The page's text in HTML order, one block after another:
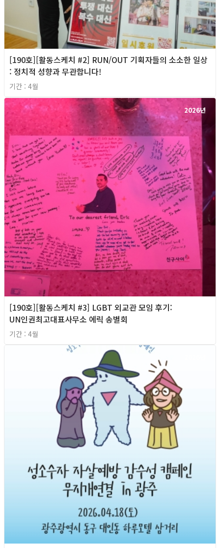
[190호][활동스케치 #2] RUN/OUT 기획자들의 소소한 일상
: 정치적 성향과 무관합니다!
기간 : 4월
2026년
[190호][활동스케치 #3] LGBT 외교관 모임 후기:
UN인권최고대표사무소 에릭 송별회
기간 : 4월